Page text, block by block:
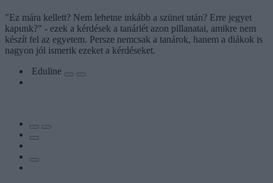
"Ez mára kellett? Nem lehetne inkább a szünet után? Erre jegyet
kapunk?" - ezek a kérdések a tanárlét azon pillanatai, amikre nem
készít fel az egyetem. Persze nemcsak a tanárok, hanem a diákok is
nagyon jól ismerik ezeket a kérdéseket.
Eduline